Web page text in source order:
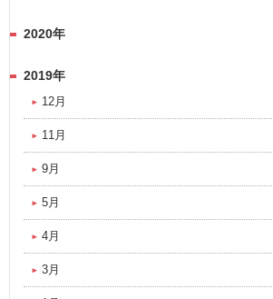
2020年
2019年
12月
11月
9月
5月
4月
3月